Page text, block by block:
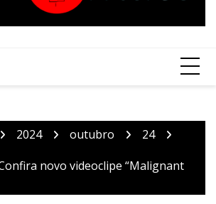
2024 outubro
24
novo videoclipe “Malignant